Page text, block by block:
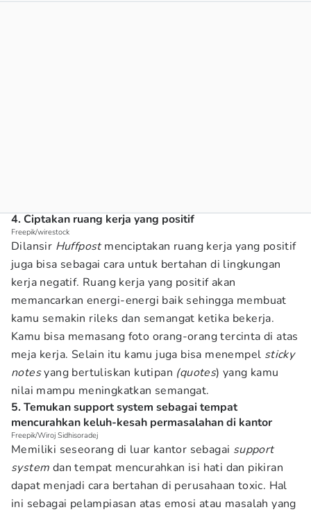
4. Ciptakan ruang kerja yang positif
Freepik/wirestock
Dilansir Huffpostmenciptakan ruang kerja yang positif
juga bisa sebagai cara untuk bertahan di lingkungan
kerja negatif. Ruang kerja yang positif akan
memancarkan energi-energi baik sehingga membuat
kamu semakin rileks dan semangat ketika bekerja.
Kamu bisa memasang foto orang-orang tercinta di atas
meja kerja. Selain itu kamu juga bisa menempel sticky
notesyang bertuliskan kutipan (quotes) yang kamu
nilai mampu meningkatkan semangat.
5. Temukan support system sebagai tempat
mencurahkan keluh-kesah permasalahan di kantor
Freepik/Wiroj Sidhisoradej
Memiliki seseorang di luar kantor sebagai support
system dan tempat mencurahkan isi hati dan pikiran
dapat menjadi cara bertahan di perusahaan toxic. Hal
ini sebagai pelampiasan atas emosi atau masalah yang